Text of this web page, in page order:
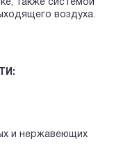
также системой
воздуха.
и нержавеющих